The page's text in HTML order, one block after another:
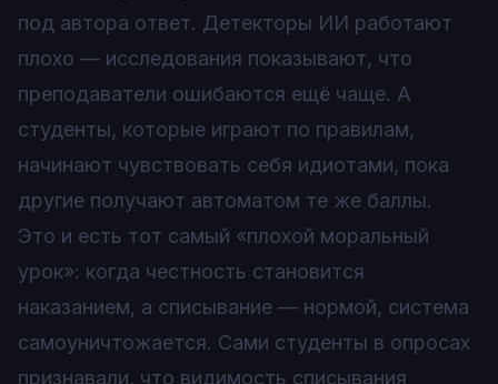
под автора ответ. Детекторы ИИ работают
плохо — исследования показывают, что
преподаватели ошибаются ещё чаще. А
студенты, которые играют по правилам,
начинают чувствовать себя идиотами, пока
другие получают автоматом те же баллы.
Это и есть тот самый «плохой моральный
урок»: когда честность становится
наказанием, а списывание — нормой, система
самоуничтожается. Сами студенты в опросах
признавали, что видимость списывания